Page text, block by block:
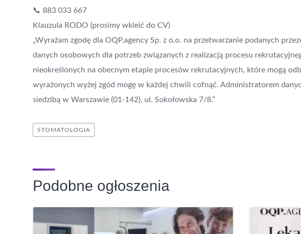
📞 883 033 667
Klauzula RODO (prosimy wkleić do CV)
„Wyrażam zgodę dla OQP.agency Sp. z o.o. na przetwarzanie podanych
danych osobowych dla potrzeb związanych z realizacją procesu
nieokreślonych na obecnym etapie procesów rekrutacyjnych, które mogą
wyrażonych wyżej zgód mogę w każdej chwili cofnąć. Administratorem
siedzibą w Warszawie (01-142), ul. Sokołowska 7/8.”
STOMATOLOGIA
Podobne ogłoszenia